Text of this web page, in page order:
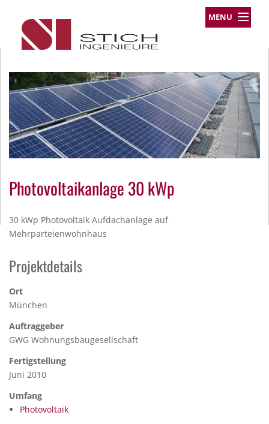
MENU
Leistungsprofil
Team
Über uns
Kontakt
Impressum
Datenschutz
Photovoltaikanlage 30 kWp
30 kWp Photovoltaik Aufdachanlage auf
Mehrparteienwohnhaus
Projektdetails
Ort
München
Auftraggeber
GWG Wohnungsbaugesellschaft
Fertigstellung
Juni 2010
Umfang
Photovoltaik